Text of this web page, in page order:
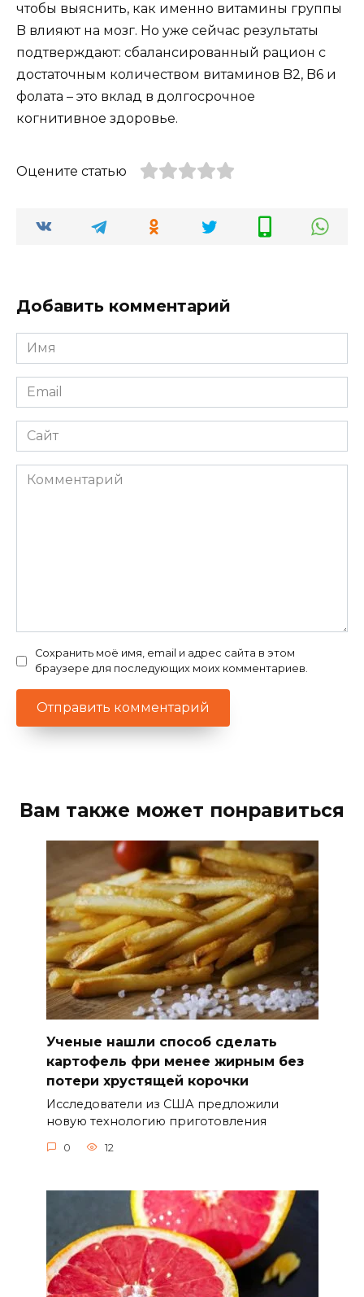
чтобы выяснить, как именно витамины группы
B влияют на мозг. Но уже сейчас результаты
подтверждают: сбалансированный рацион с
достаточным количеством витаминов B2, B6 и
фолата – это вклад в долгосрочное
когнитивное здоровье.
Оцените статью
Добавить комментарий
Имя
*
Email
*
Сайт
Комментарий
Сохранить моё имя, email и адрес сайта в этом
браузере для последующих моих комментариев.
Вам также может понравиться
Ученые нашли способ сделать
картофель фри менее жирным без
потери хрустящей корочки
Исследователи из США предложили
новую технологию приготовления
0 12